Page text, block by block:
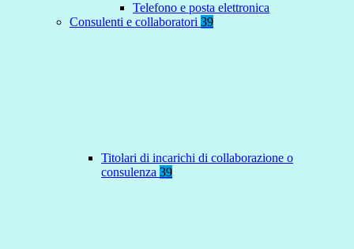
Telefono e posta elettronica
Consulenti e collaboratori 39
Titolari di incarichi di collaborazione o
consulenza 39